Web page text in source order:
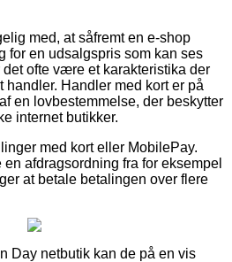
med, at såfremt en e-shop
for en udsalgspris som kan ses
ofte være et karakteristika der
Handler med kort er på
en lovbestemmelse, der beskytter
internet butikker.
med kort eller MobilePay.
afdragsordning fra for eksempel
at betale betalingen over flere
Day netbutik kan de på en vis